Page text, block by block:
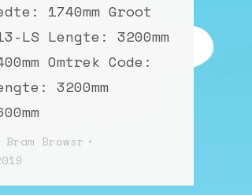
1740mm Groot
LS Lengte: 3200mm
Omtrek Code:
3200mm
Bram Browsr